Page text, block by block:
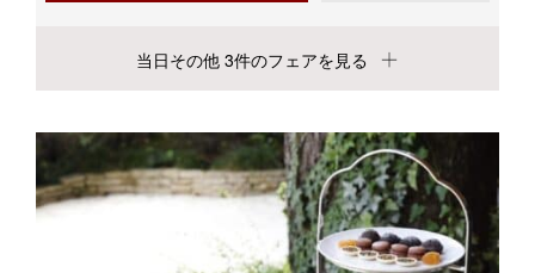
当日その他 3件のフェアを見る